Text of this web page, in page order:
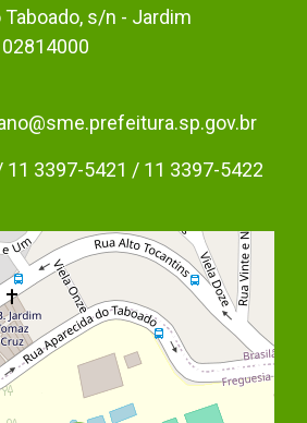
Taboado, s/n - Jardim
11 3397-5421 / 11 3397-5422